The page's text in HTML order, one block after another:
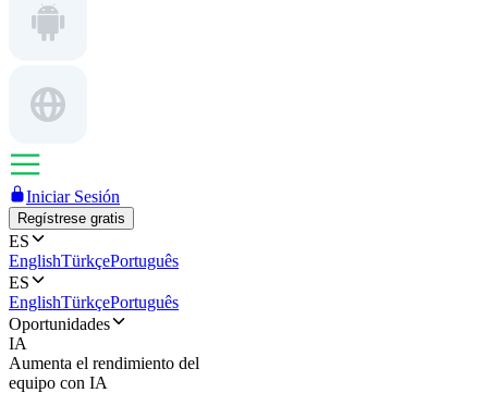
Iniciar Sesión
Regístrese gratis
ES
EnglishTürkçePortuguês
ES
EnglishTürkçePortuguês
Oportunidades
IA
Aumenta el rendimiento del
equipo con IA